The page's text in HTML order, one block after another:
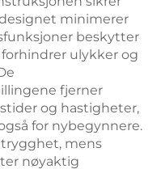
minimerer
beskytter
ulykker og
fjerner
og hastigheter,
for nybegynnere.
mens
nøyaktig